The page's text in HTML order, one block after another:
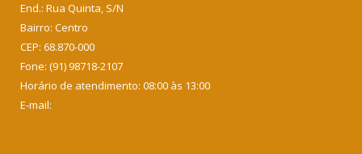
End.: Rua Quinta, S/N
Bairro: Centro
CEP: 68.870-000
Fone: (91) 98718-2107
Horário de atendimento: 08:00 às 13:00
E-mail: